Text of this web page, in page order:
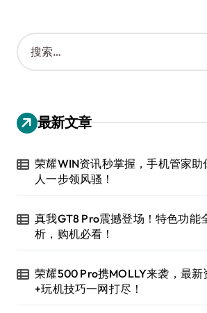
搜
索
：
最新文章
荣耀WIN资讯秒掌握，手机管家助
人一步领风骚！
真我GT8 Pro震撼登场！特色功能
析，购机必看！
荣耀500 Pro携MOLLY来袭，最新
+玩机技巧一网打尽！